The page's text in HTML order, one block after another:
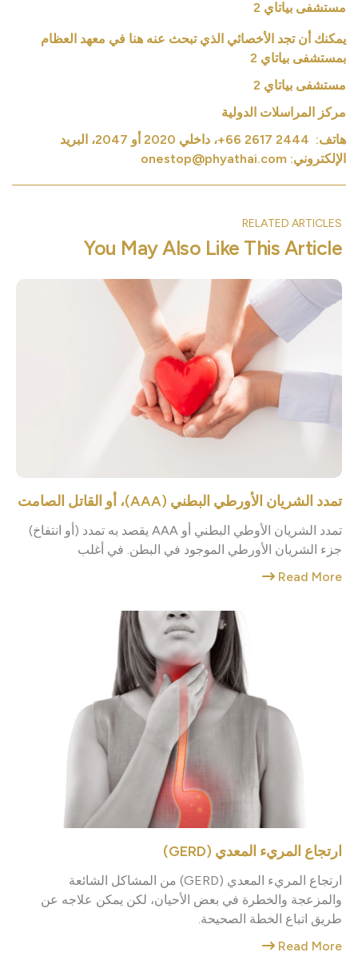
مستشفى بياتاي 2
يمكنك أن تجد الأخصائي الذي تبحث عنه هنا في معهد العظام
بمستشفى بياتاي 2
مستشفى بياتاي 2
مركز المراسلات الدولية
هاتف: 2444 2617 66+، داخلي 2020 أو 2047، البريد
الإلكتروني: onestop@phyathai.com
RELATED ARTICLES
You May Also Like This Article
تمدد الشريان الأورطي البطني (AAA)، أو القاتل الصامت
تمدد الشريان الأوطي البطني أو AAA يقصد به تمدد (أو انتفاخ)
جزء الشريان الأورطي الموجود في البطن. في أغلب
Read More
ارتجاع المريء المعدي (GERD)
ارتجاع المريء المعدي (GERD) من المشاكل الشائعة
والمزعجة والخطرة في بعض الأحيان، لكن يمكن علاجه عن
طريق اتباع الخطة الصحيحة.
Read More